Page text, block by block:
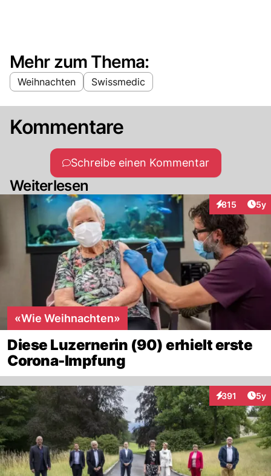
Mehr zum Thema:
Weihnachten Swissmedic
Kommentare
Schreibe einen Kommentar
Weiterlesen
815
Interaktionen
5y
«Wie Weihnachten»
Diese Luzernerin (90) erhielt erste
Corona-Impfung
391
Interaktionen
5y